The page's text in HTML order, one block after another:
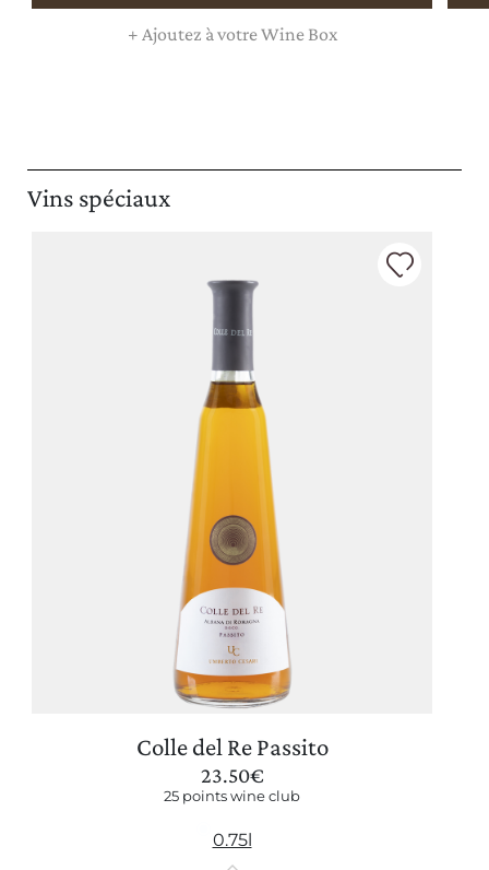
+ Ajoutez à votre Wine Box
Vins spéciaux
Colle del Re Passito
23.50€
25 points wine club
0.75l